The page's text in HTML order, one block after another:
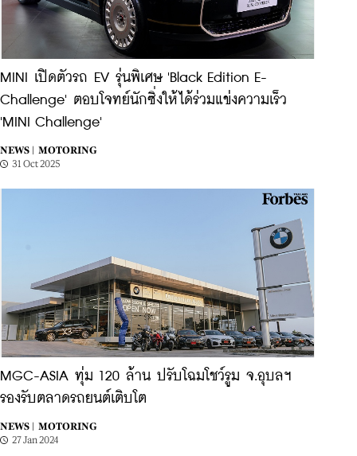
MINI เปิดตัวรถ EV รุ่นพิเศษ 'Black Edition E-
Challenge' ตอบโจทย์นักซิ่งให้ได้ร่วมแข่งความเร็ว
'MINI Challenge'
NEWS |
MOTORING
31 Oct 2025
MGC-ASIA ทุ่ม 120 ล้าน ปรับโฉมโชว์รูม จ.อุบลฯ
รองรับตลาดรถยนต์เติบโต
NEWS |
MOTORING
27 Jan 2024